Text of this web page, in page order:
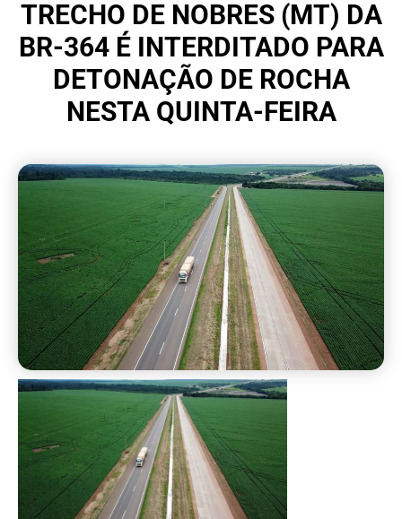
TRECHO DE NOBRES (MT) DA
BR-364 É INTERDITADO PARA
DETONAÇÃO DE ROCHA
NESTA QUINTA-FEIRA